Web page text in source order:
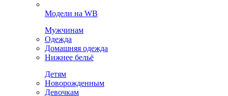
Модели на WB
Мужчинам
Одежда
Домашняя одежда
Нижнее бельё
Детям
Новорожденным
Девочкам